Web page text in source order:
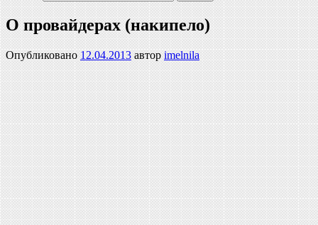
О провайдерах (накипело)
Опубликовано 12.04.2013 автор imelnila